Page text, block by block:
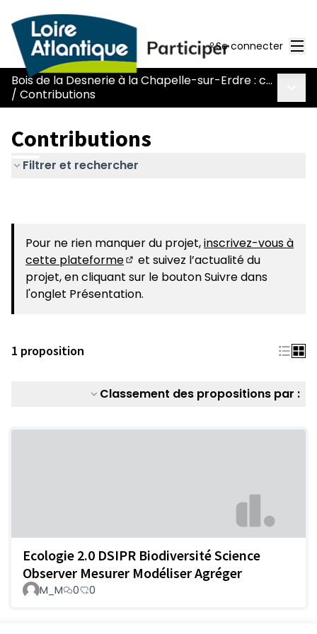
Se connecter
Bois de la Desnerie à la Chapelle-sur-Erdre : comment concilier ouverture au public et préservation ?
/ Contributions
Contributions
Filtrer et rechercher
Pour ne rien manquer du projet,inscrivez-vous à
cette plateforme
(Nouvelle fenêtre)
et suivez l’actualité du
projet, en cliquant sur le bouton Suivre dans
l'onglet Présentation.
1 proposition
Classement des propositions par :
Ecologie 2.0 DSIPR Biodiversité Science
Observer Mesurer Modéliser Agréger
M_M 0 0